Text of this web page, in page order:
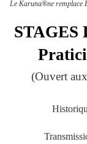
Le Karuna®ne remplace
(Ouvert